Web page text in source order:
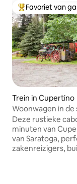
Topfavoriet van
Favoriet van
Trein in Cupertino
Woonwagen in
Cupertino
Deze rustieke
minuten van
van Saratoga,
zakenreizigers,